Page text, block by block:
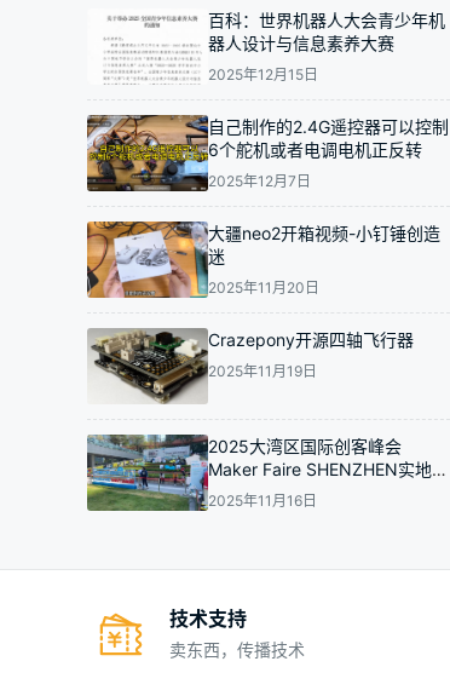
百科：世界机器人大会青少年机
器人设计与信息素养大赛
2025年12月15日
自己制作的2.4G遥控器可以控制
6个舵机或者电调电机正反转
2025年12月7日
大疆neo2开箱视频-小钉锤创造
迷
2025年11月20日
Crazepony开源四轴飞行器
2025年11月19日
2025大湾区国际创客峰会
Maker Faire SHENZHEN实地走
访拍摄图集-小钉锤创造迷
2025年11月16日
技术支持
卖东西，传播技术